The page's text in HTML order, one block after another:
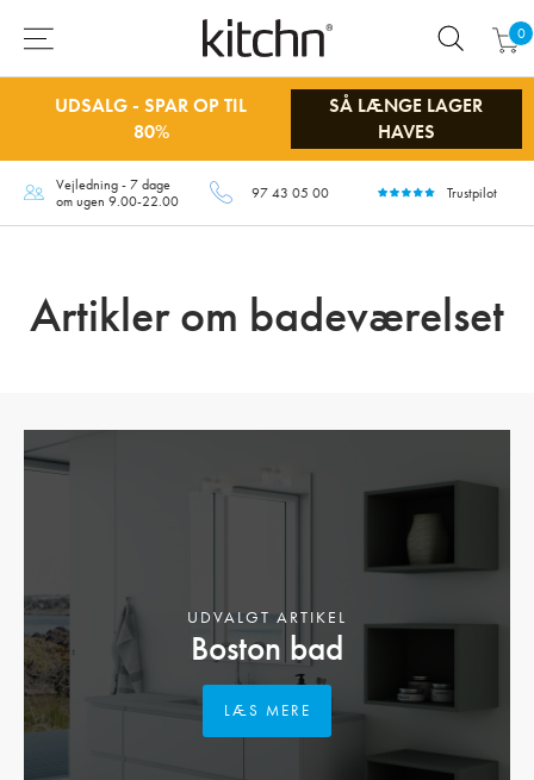
0
UDSALG - SPAR OP TIL
80%
SÅ LÆNGE LAGER
HAVES
Vejledning - 7 dage
om ugen 9.00-22.00
97 43 05 00 Trustpilot
Artikler om badeværelset
Boston bad
UDVALGT ARTIKEL
LÆS MERE